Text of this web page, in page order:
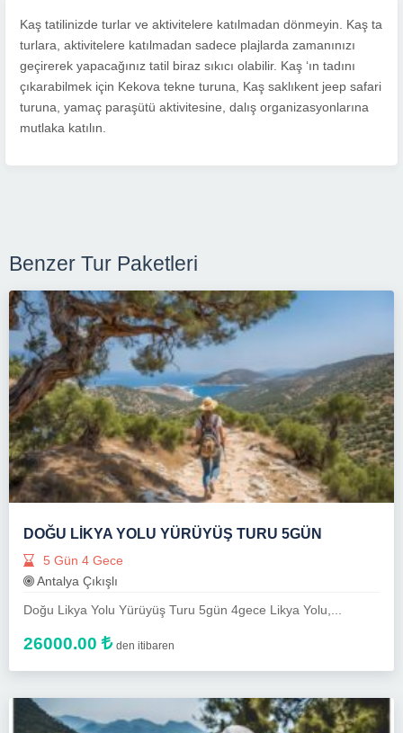
Kaş tatilinizde turlar ve aktivitelere katılmadan dönmeyin. Kaş ta
turlara, aktivitelere katılmadan sadece plajlarda zamanınızı
geçirerek yapacağınız tatil biraz sıkıcı olabilir. Kaş ‘ın tadını
çıkarabilmek için Kekova tekne turuna, Kaş saklıkent jeep safari
turuna, yamaç paraşütü aktivitesine, dalış organizasyonlarına
mutlaka katılın.
Benzer Tur Paketleri
DOĞU LIKYA YOLU YÜRÜYÜŞ TURU 5GÜN
5 Gün 4 Gece
Antalya Çıkışlı
Doğu Likya Yolu Yürüyüş Turu 5gün 4gece Likya Yolu,...
26000.00 den itibaren